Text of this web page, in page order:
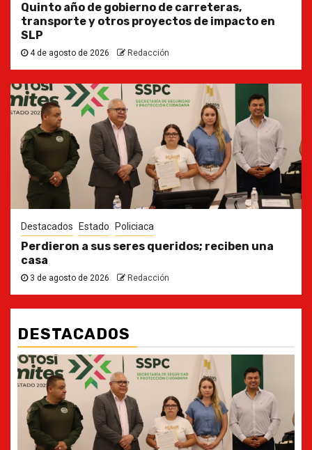
Quinto año de gobierno de carreteras,
transporte y otros proyectos de impacto en
SLP
4 de agosto de 2026 Redacción
Destacados Estado Policiaca
Perdieron a sus seres queridos; reciben una
casa
3 de agosto de 2026 Redacción
DESTACADOS